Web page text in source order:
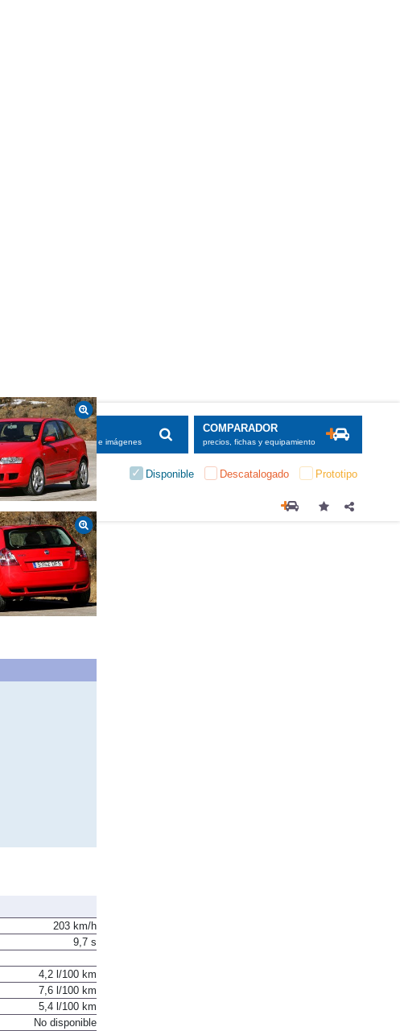
BUSCADOR
informaciones, fichas e imágenes
COMPARADOR
precios, fichas y equipamiento
Disponible Descatalogado Prototipo
203 km/h
9,7 s
4,2 l/100 km
7,6 l/100 km
5,4 l/100 km
No disponible